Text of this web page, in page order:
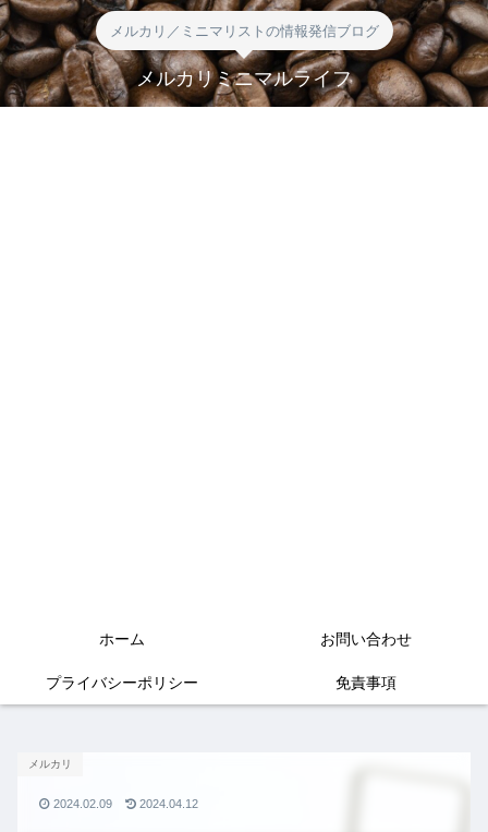
メルカリ／ミニマリストの情報発信ブログ
メルカリミニマルライフ
ホーム お問い合わせ
プライバシーポリシー 免責事項
メルカリ
2024.02.09 2024.04.12